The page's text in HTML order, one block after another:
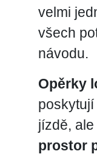
velmi
všech
návodu.
Opěrky
jízdě,
prostor